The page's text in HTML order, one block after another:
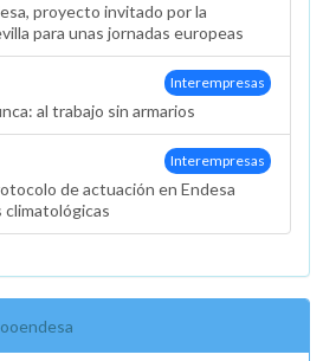
proyecto invitado por la
para unas jornadas europeas
Interempresas
al trabajo sin armarios
Interempresas
de actuación en Endesa